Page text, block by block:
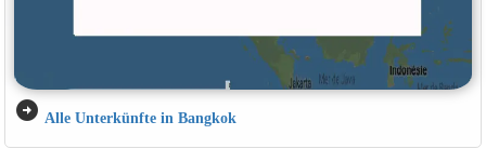
arrow_circle_right Alle Unterkünfte in Bangkok